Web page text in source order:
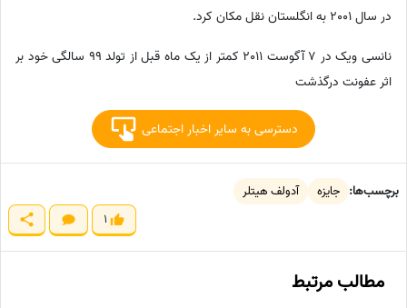
در سال 2001 به انگلستان نقل مکان کرد.
نانسی ویک در 7 آگوست 2011 کمتر از یک ماه قبل از تولد 99 سالگی خود بر
اثر عفونت درگذشت
دسترسی به سایر اخبار اجتماعی
برچسب‌ها: جایزه
آدولف هیتلر
1
مطالب مرتبط